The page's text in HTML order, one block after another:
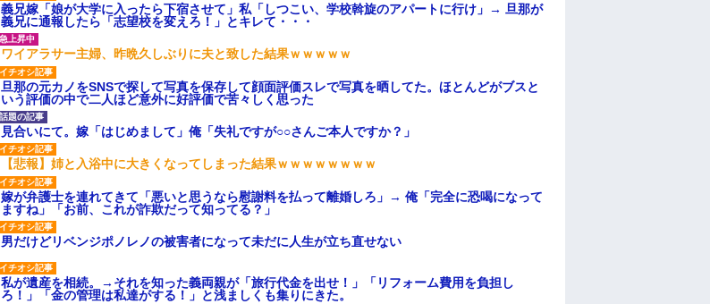
義兄嫁「娘が大学に入ったら下宿させて」私「しつこい、学校斡旋のアパートに行け」→ 旦那が
義兄に通報したら「志望校を変えろ！」とキレて・・・
ワイアラサー主婦、昨晩久しぶりに夫と致した結果ｗｗｗｗｗ
旦那の元カノをSNSで探して写真を保存して顔面評価スレで写真を晒してた。ほとんどがブスと
いう評価の中で二人ほど意外に好評価で苦々しく思った
見合いにて。嫁「はじめまして」俺「失礼ですが○○さんご本人ですか？」
【悲報】姉と入浴中に大きくなってしまった結果ｗｗｗｗｗｗｗｗ
嫁が弁護士を連れてきて「悪いと思うなら慰謝料を払って離婚しろ」→ 俺「完全に恐喝になって
ますね」「お前、これが詐欺だって知ってる？」
男だけどリベンジポノレノの被害者になって未だに人生が立ち直せない
私が遺産を相続。→それを知った義両親が「旅行代金を出せ！」「リフォーム費用を負担し
ろ！」「金の管理は私達がする！」と浅ましくも集りにきた。